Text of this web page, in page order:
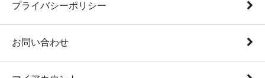
プライバシーポリシー
お問い合わせ